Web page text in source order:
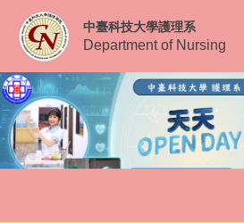
到
要
內
容
區
中臺科技大學護理系
Department of Nursing